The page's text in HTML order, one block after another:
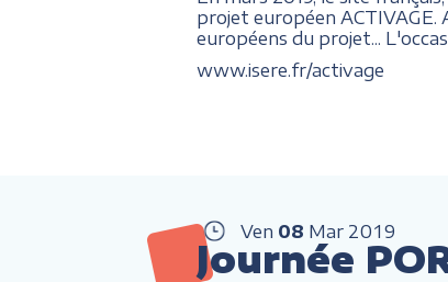
projet européen
européens du projet...
www.isere.fr/activage
Ven 08 Mar 2019
Journée